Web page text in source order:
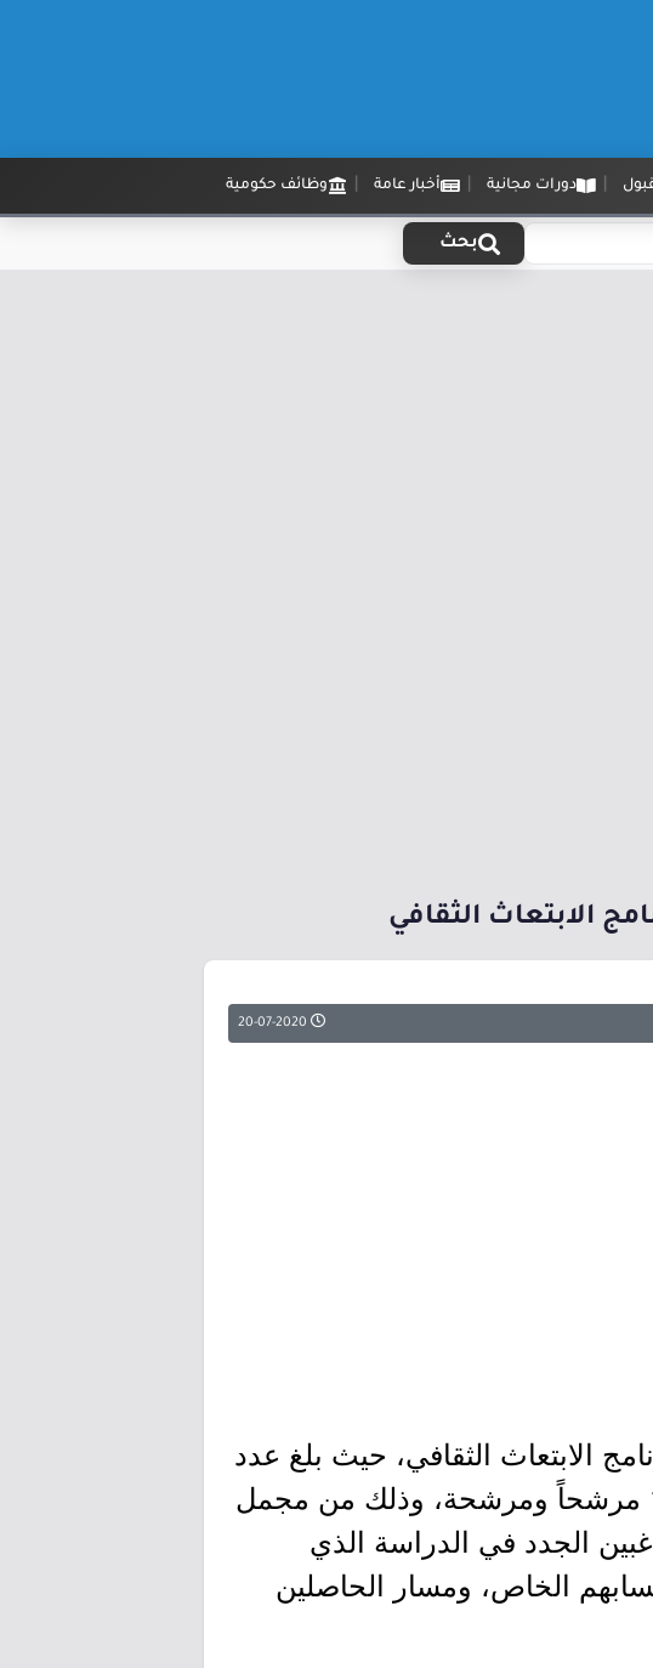
دورات مجانية أخبار عامة وظائف حكومية
بحث
الابتعاث الثقافي، حيث بلغ عدد
المرشحين والمرشحات للانضمام للبرنامج بمساراته الثلاثة 1157 مرشحاً ومرشحة، وذلك من مجمل
الجدد في الدراسة الذي
الخاص، ومسار الحاصلين